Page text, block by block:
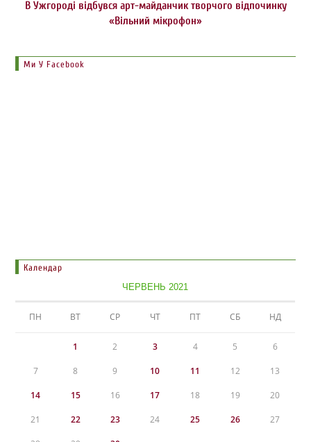
В Ужгороді відбувся арт-майданчик творчого відпочинку
«Вільний мікрофон»
Ми У Facebook
Календар
ЧЕРВЕНЬ 2021
ПН ВТ СР ЧТ ПТ СБ НД
1 2 3 4 5 6
7 8 9 10 11 12 13
14 15 16 17 18 19 20
21 22 23 24 25 26 27